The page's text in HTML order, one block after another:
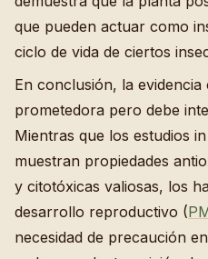
que pueden actuar como
ciclo de vida de ciertos
En conclusión, la evidencia
prometedora pero debe
Mientras que los estudios
muestran propiedades
y citotóxicas valiosas, los
desarrollo reproductivo (
necesidad de precaución